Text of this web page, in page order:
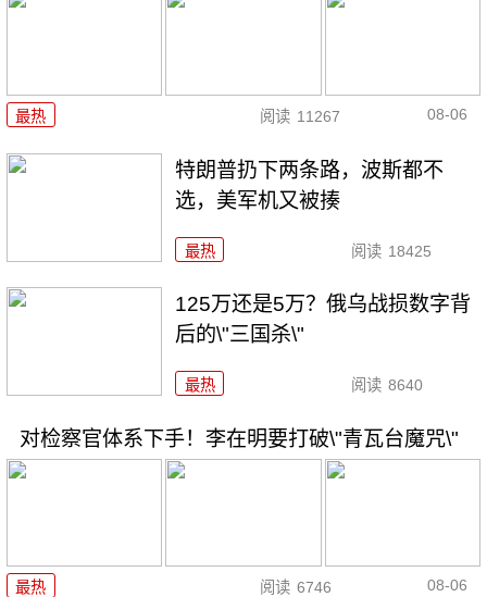
最热 阅读 11267 08-06
特朗普扔下两条路，波斯都不
选，美军机又被揍
最热 阅读 18425
125万还是5万？俄乌战损数字背
后的\"三国杀\"
最热 阅读 8640
对检察官体系下手！李在明要打破\"青瓦台魔咒\"
最热 阅读 6746 08-06